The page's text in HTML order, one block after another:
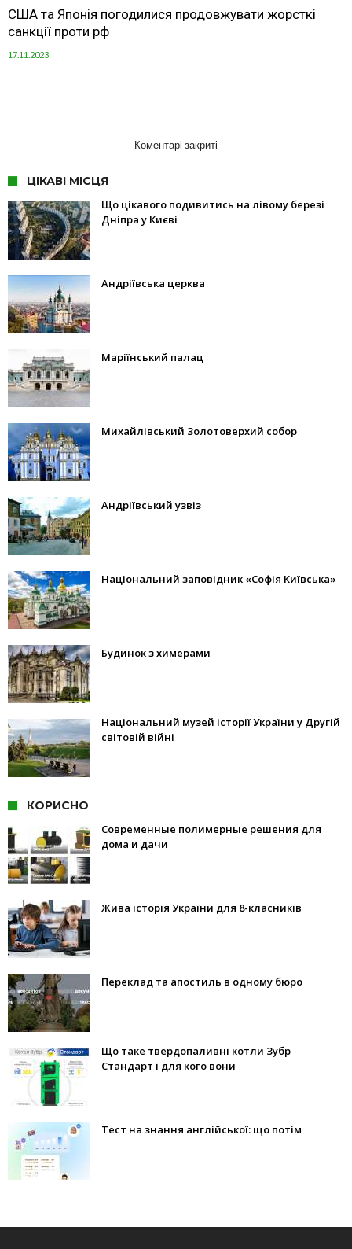
США та Японія погодилися продовжувати жорсткі
санкції проти рф
17.11.2023
Коментарі закриті
ЦІКАВІ МІСЦЯ
Що цікавого подивитись на лівому березі
Дніпра у Києві
Андріївська церква
Маріїнський палац
Михайлівський Золотоверхий собор
Андріївський узвіз
Національний заповідник «Софія Київська»
Будинок з химерами
Національний музей історії України у Другій
світовій війні
КОРИСНО
Современные полимерные решения для
дома и дачи
Жива історія України для 8-класників
Переклад та апостиль в одному бюро
Що таке твердопаливні котли Зубр
Стандарт і для кого вони
Тест на знання англійської: що потім